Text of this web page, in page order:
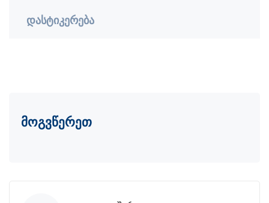
დასტიკერება
მოგვწერეთ